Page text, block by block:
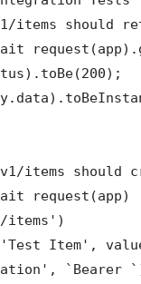
items should
items should
request(app)
items')
'Test Item',
`Bearer